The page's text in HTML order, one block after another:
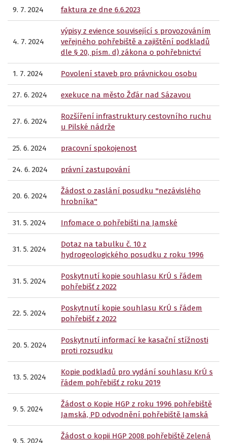
9. 7. 2024 faktura ze dne 6.6.2023
4. 7. 2024
výpisy z evience související s provozováním
veřejného pohřebiště a zajištění podkladů
dle § 20, písm. d) zákona o pohřebnictví
1. 7. 2024 Povolení staveb pro právnickou osobu
27. 6. 2024 exekuce na město Žďár nad Sázavou
27. 6. 2024
Rozšíření infrastruktury cestovního ruchu
u Pilské nádrže
25. 6. 2024 pracovní spokojenost
24. 6. 2024 právní zastupování
20. 6. 2024
Žádost o zaslání posudku "nezávislého
hrobníka"
31. 5. 2024 Infomace o pohřebišti na Jamské
31. 5. 2024
Dotaz na tabulku č. 10 z
hydrogeologického posudku z roku 1996
31. 5. 2024
Poskytnutí kopie souhlasu KrÚ s řádem
pohřebišť z 2022
22. 5. 2024
Poskytnutí kopie souhlasu KrÚ s řádem
pohřebišť z 2022
20. 5. 2024
Poskytnutí informací ke kasační stížnosti
proti rozsudku
13. 5. 2024
Kopie podkladů pro vydání souhlasu KrÚ s
řádem pohřebišť z roku 2019
9. 5. 2024
Žádost o Kopie HGP z roku 1996 pohřebiště
Jamská, PD odvodnění pohřebiště Jamská
9. 5. 2024
Žádost o kopii HGP 2008 pohřebiště Zelená